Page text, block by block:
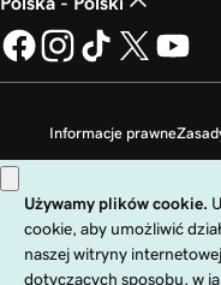
Informacje prawne
Copyright © 1999 - 2026
zastrzeżone. Znak słowny
firmy GoDaddy Operating